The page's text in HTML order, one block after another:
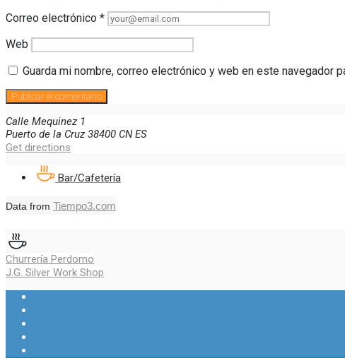
Correo electrónico *
Web
Guarda mi nombre, correo electrónico y web en este navegador
Calle Mequinez 1
Puerto de la Cruz 38400 CN ES
Get directions
Bar/Cafetería
Data from Tiempo3.com
Navegación
de
entradas
Churrería Perdomo
J.G. Silver Work Shop
de
Ver